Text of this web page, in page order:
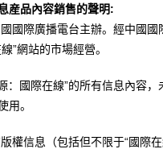
産品內容銷售的聲明:
國國際廣播電台主辦。經中國
”網站的市場經營。
：國際在線”的所有信息內容
用。
權信息（包括但不限于“國際